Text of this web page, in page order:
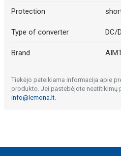
Protection
Type of converter DC/
Brand
Tiekėjo pateikiama informacija apie
produkto. Jei pastebėjote neatitikimų
info@lemona.lt.